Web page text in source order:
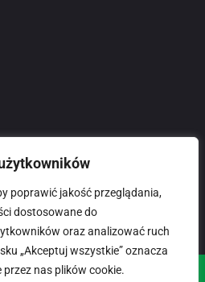
poprawić jakość przeglądania,
dostosowane do
oraz analizować ruch
„Akceptuj wszystkie” oznacza
nas plików cookie.